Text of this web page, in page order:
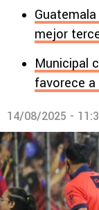
mejor
Municipal
favorece a
14/08/2025 -